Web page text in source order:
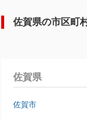
佐賀県の市区町
佐賀県
佐賀市